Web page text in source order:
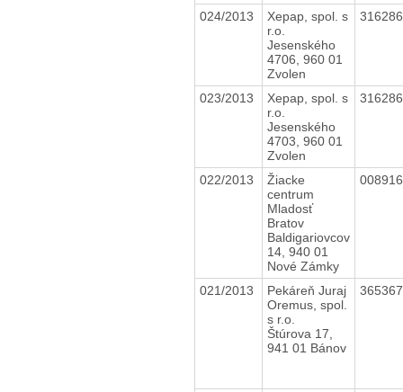
024/2013
Xepap, spol. s
r.o.
Jesenského
4706, 960 01
Zvolen
023/2013
Xepap, spol. s
r.o.
Jesenského
4703, 960 01
Zvolen
022/2013
Žiacke
centrum
Mladosť
Bratov
Baldigariovcov
14, 940 01
Nové Zámky
021/2013
Pekáreň Juraj
Oremus, spol.
s r.o.
Štúrova 17,
941 01 Bánov